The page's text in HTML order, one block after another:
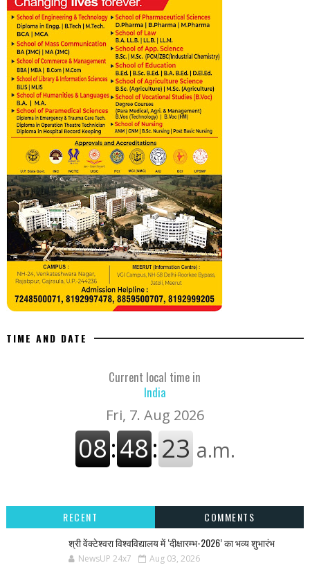
TIME AND DATE
Current local time in
India
RECENT
COMMENTS
श्री वेंक्टेश्वरा विश्वविद्यालय में ‘दीक्षारम्भ-2026’ का भव्य शुभारंभ
NewsUP 24x7 Aug 03, 2026